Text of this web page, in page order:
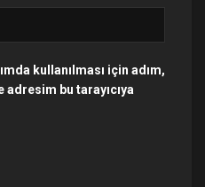
kullanılması için adım,
bu tarayıcıya